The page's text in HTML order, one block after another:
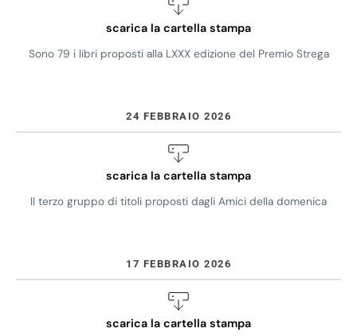
scarica la cartella stampa
Sono 79 i libri proposti alla LXXX edizione del Premio Strega
24 FEBBRAIO 2026
scarica la cartella stampa
Il terzo gruppo di titoli proposti dagli Amici della domenica
17 FEBBRAIO 2026
scarica la cartella stampa